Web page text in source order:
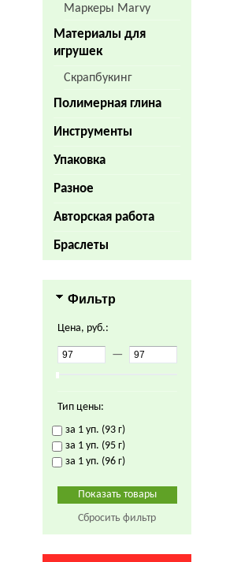
Маркеры Marvy
Материалы для
игрушек
Скрапбукинг
Полимерная глина
Инструменты
Упаковка
Разное
Авторская работа
Браслеты
Фильтр
Цена, руб.:
—
Тип цены:
за 1 уп. (93 г)
за 1 уп. (95 г)
за 1 уп. (96 г)
Сбросить фильтр